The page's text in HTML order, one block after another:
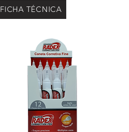
FICHA TÉCNICA